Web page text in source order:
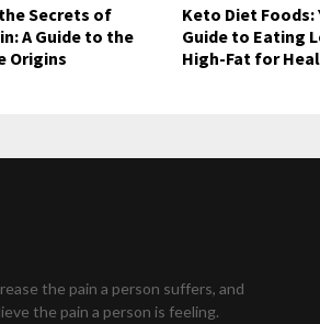
Secrets of
A Guide to the
Origins
Keto Diet
Guide to Eating
High-Fat for
the pain a person suffers, and
the pain a person is feeling.